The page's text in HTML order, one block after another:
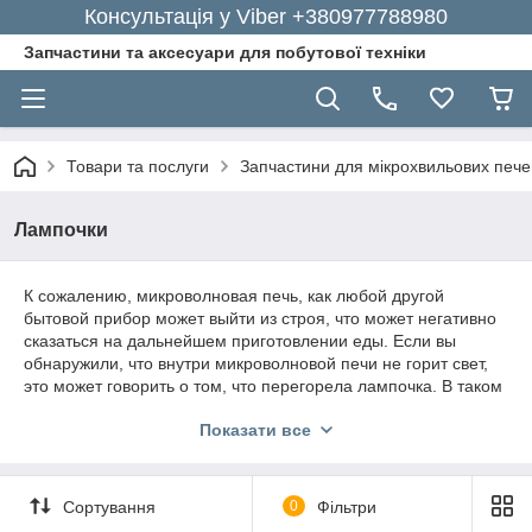
Консультація у Viber +380977788980
Запчастини та аксесуари для побутової техніки
Товари та послуги Запчастини для мікрохвильових
Лампочки
К сожалению, микроволновая печь, как любой другой
бытовой прибор может выйти из строя, что может негативно
сказаться на дальнейшем приготовлении еды. Если вы
обнаружили, что внутри микроволновой печи не горит свет,
это может говорить о том, что перегорела лампочка. В таком
сможете заказать качественную продукцию по лояльной
Показати все
Сортування 0 Фільтри